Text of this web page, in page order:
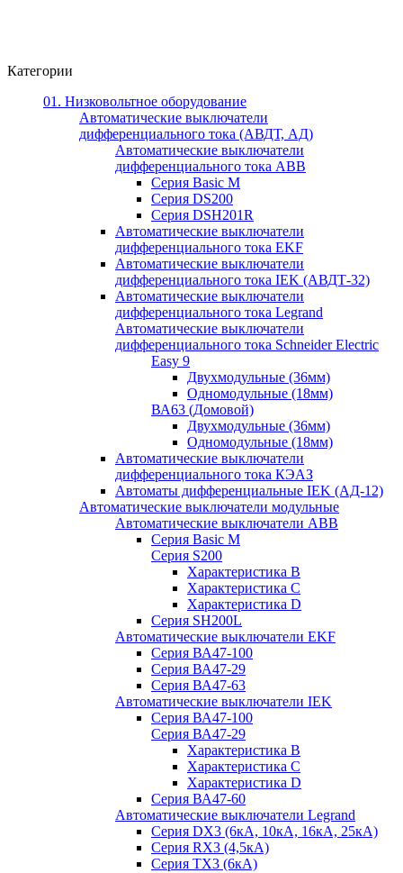
Категории
01. Низковольтное оборудование
Автоматические выключатели
дифференциального тока (АВДТ, АД)
Автоматические выключатели
дифференциального тока ABB
Серия Basic M
Серия DS200
Серия DSH201R
Автоматические выключатели
дифференциального тока EKF
Автоматические выключатели
дифференциального тока IEK (АВДТ-32)
Автоматические выключатели
дифференциального тока Legrand
Автоматические выключатели
дифференциального тока Schneider Electric
Easy 9
Двухмодульные (36мм)
Одномодульные (18мм)
ВА63 (Домовой)
Двухмодульные (36мм)
Одномодульные (18мм)
Автоматические выключатели
дифференциального тока КЭАЗ
Автоматы дифференциальные IEK (АД-12)
Автоматические выключатели модульные
Автоматические выключатели ABB
Серия Basic M
Серия S200
Характеристика B
Характеристика C
Характеристика D
Серия SH200L
Автоматические выключатели EKF
Серия ВА47-100
Серия ВА47-29
Серия ВА47-63
Автоматические выключатели IEK
Серия ВА47-100
Серия ВА47-29
Характеристика B
Характеристика C
Характеристика D
Серия ВА47-60
Автоматические выключатели Legrand
Серия DX3 (6кА, 10кА, 16кА, 25кА)
Серия RX3 (4,5кА)
Серия TX3 (6кА)